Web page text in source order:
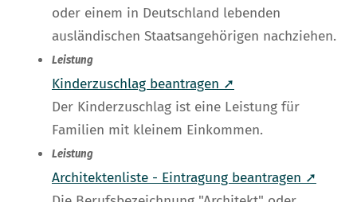
oder einem in Deutschland lebenden
ausländischen Staatsangehörigen nachziehen.
Leistung
Kinderzuschlag beantragen ➚
Der Kinderzuschlag ist eine Leistung für
Familien mit kleinem Einkommen.
Leistung
Architektenliste - Eintragung beantragen ➚